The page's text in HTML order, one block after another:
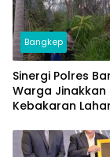
Bangkep
Sinergi Polres
Warga Jinakkan
Kebakaran